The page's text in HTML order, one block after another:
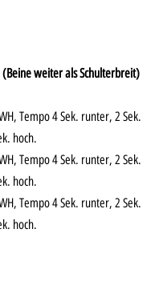
(Beine weiter als Schulterbreit)
Tempo 4 Sek. runter, 2 Sek.
hoch.
Tempo 4 Sek. runter, 2 Sek.
hoch.
Tempo 4 Sek. runter, 2 Sek.
hoch.